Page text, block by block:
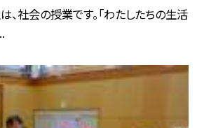
、社会の授業です。「わたしたちの生活